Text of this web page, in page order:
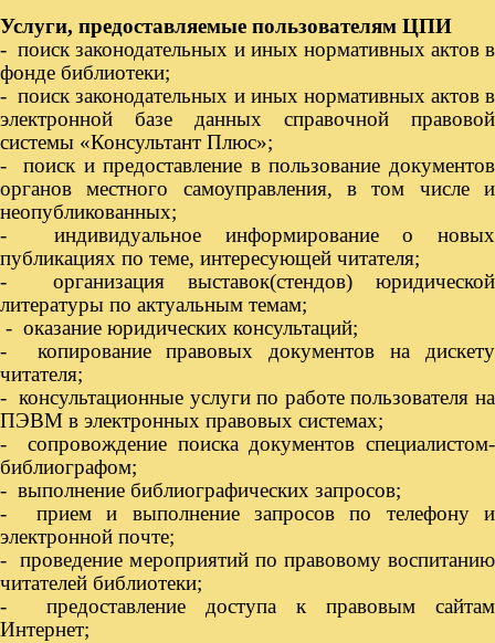
Услуги, предоставляемые пользователям ЦПИ
- поиск законодательных и иных нормативных актов в
фонде библиотеки;
- поиск законодательных и иных нормативных актов в
электронной базе данных справочной правовой
системы «Консультант Плюс»;
- поиск и предоставление в пользование документов
органов местного самоуправления, в том числе и
неопубликованных;
- индивидуальное информирование о новых
публикациях по теме, интересующей читателя;
- организация выставок(стендов) юридической
литературы по актуальным темам;
- оказание юридических консультаций;
- копирование правовых документов на дискету
читателя;
- консультационные услуги по работе пользователя на
ПЭВМ в электронных правовых системах;
- сопровождение поиска документов специалистом-
библиографом;
- выполнение библиографических запросов;
- прием и выполнение запросов по телефону и
электронной почте;
- проведение мероприятий по правовому воспитанию
читателей библиотеки;
- предоставление доступа к правовым сайтам
Интернет;